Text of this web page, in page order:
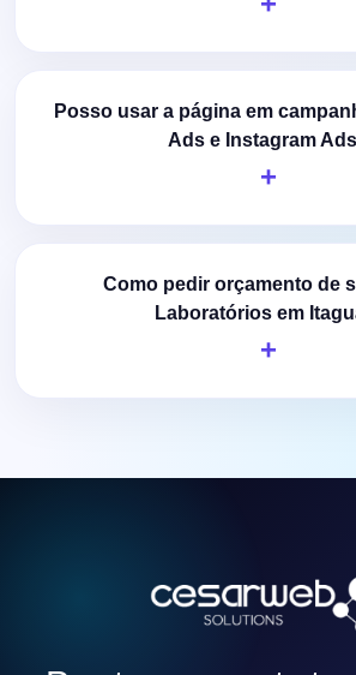
Posso usar a página em
Ads e Instagram
Como pedir orçamento de
Laboratórios em